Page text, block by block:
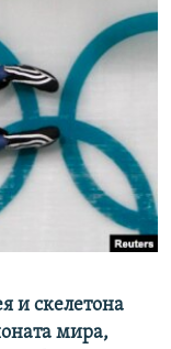
и скелетона
мира,